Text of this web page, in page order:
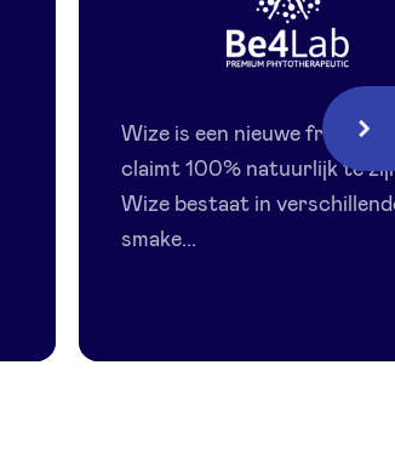
-
Wise
Wize is een nieuwe
claimt 100% natuurlijk te
Wize bestaat in
smake...